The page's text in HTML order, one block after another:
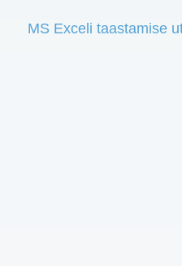
MS Exceli taastamise